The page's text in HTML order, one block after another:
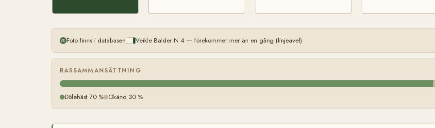
Foto finns i databasen Veikle Balder N 4 — förekommer mer än en gång (linjeavel)
RASSAMMANSÄTTNING
Dölehäst 70 % Okänd 30 %